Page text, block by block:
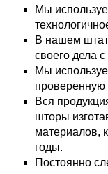
Мы
В нашем
своего дела
Мы
проверенную
Вся
шторы
материалов,
годы.
Постоянно